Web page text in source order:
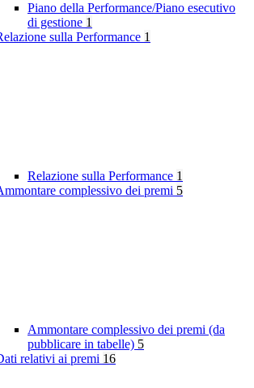
Piano della Performance/Piano esecutivo
di gestione 1
sulla Performance 1
Relazione sulla Performance 1
complessivo dei premi 5
Ammontare complessivo dei premi (da
pubblicare in tabelle) 5
relativi ai premi 16